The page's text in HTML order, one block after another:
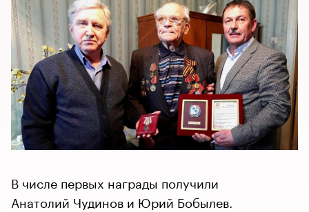
В числе первых награды получили
Анатолий Чудинов и Юрий Бобылев.